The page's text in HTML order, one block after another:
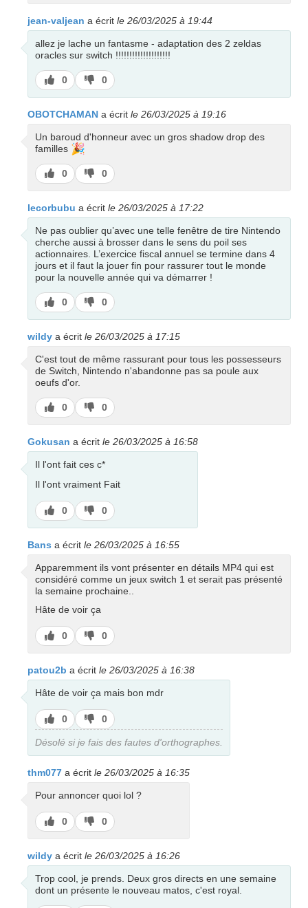
jean-valjean a écrit le 26/03/2025 à 19:44
allez je lache un fantasme - adaptation des 2 zeldas
oracles sur switch !!!!!!!!!!!!!!!!!!!!
J’aime
0
J’aime
pas
0
OBOTCHAMAN a écrit le 26/03/2025 à 19:16
Un baroud d'honneur avec un gros shadow drop des
familles 🎉
J’aime
0
J’aime
pas
0
lecorbubu a écrit le 26/03/2025 à 17:22
Ne pas oublier qu’avec une telle fenêtre de tire Nintendo
cherche aussi à brosser dans le sens du poil ses
actionnaires. L’exercice fiscal annuel se termine dans 4
jours et il faut la jouer fin pour rassurer tout le monde
pour la nouvelle année qui va démarrer !
J’aime
0
J’aime
pas
0
wildy a écrit le 26/03/2025 à 17:15
C'est tout de même rassurant pour tous les possesseurs
de Switch, Nintendo n'abandonne pas sa poule aux
oeufs d'or.
J’aime
0
J’aime
pas
0
Gokusan a écrit le 26/03/2025 à 16:58
Il l'ont fait ces c*
Il l'ont vraiment Fait
J’aime
0
J’aime
pas
0
Bans a écrit le 26/03/2025 à 16:55
Apparemment ils vont présenter en détails MP4 qui est
considéré comme un jeux switch 1 et serait pas présenté
la semaine prochaine..
Hâte de voir ça
J’aime
0
J’aime
pas
0
patou2b a écrit le 26/03/2025 à 16:38
Hâte de voir ça mais bon mdr
J’aime
0
J’aime
pas
0
Désolé si je fais des fautes d'orthographes.
thm077 a écrit le 26/03/2025 à 16:35
Pour annoncer quoi lol ?
J’aime
0
J’aime
pas
0
wildy a écrit le 26/03/2025 à 16:26
Trop cool, je prends. Deux gros directs en une semaine
dont un présente le nouveau matos, c'est royal.